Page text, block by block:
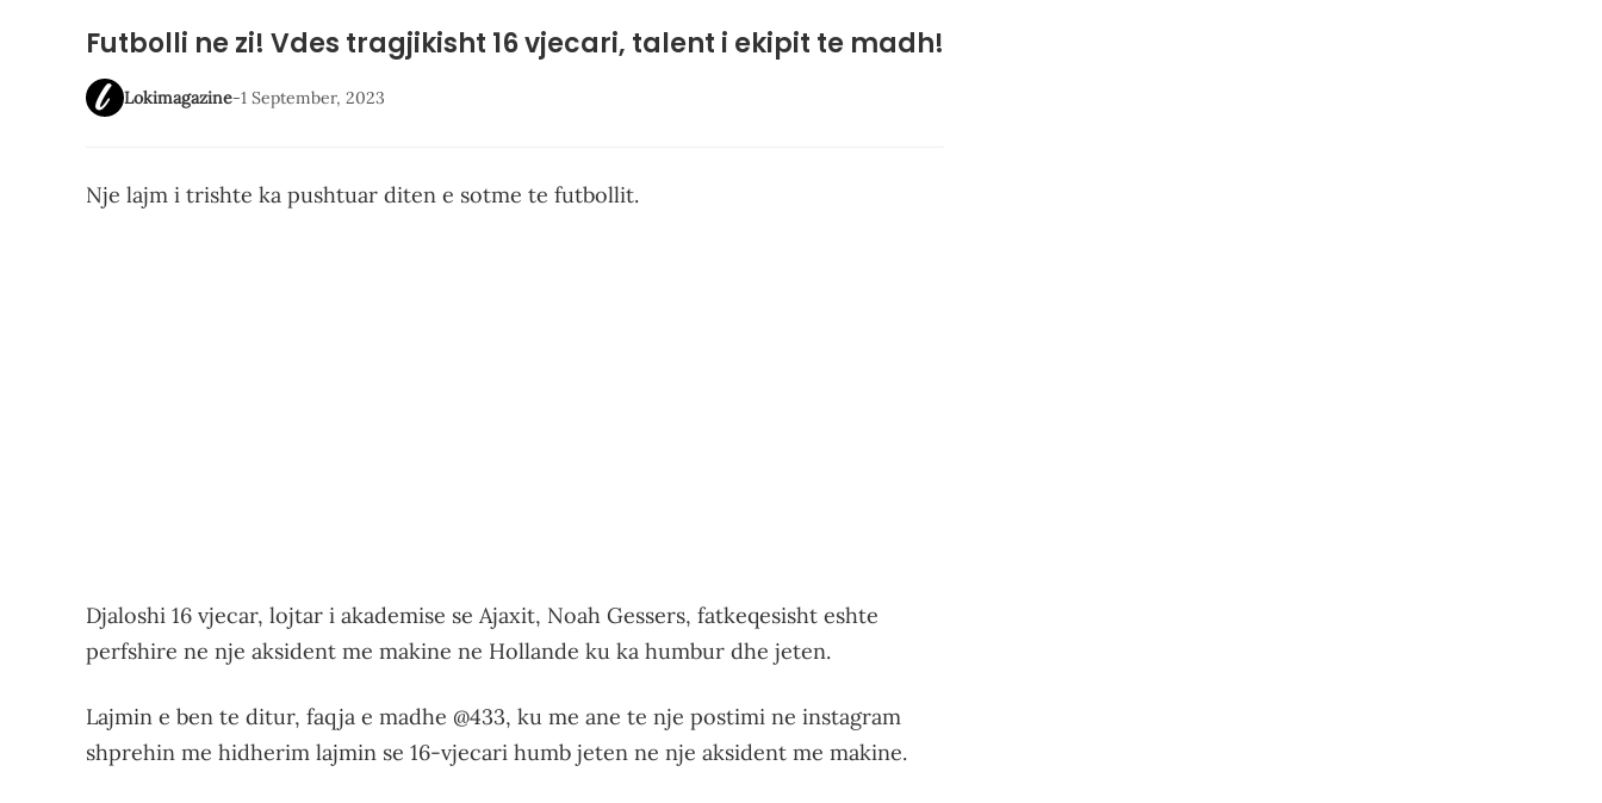
Futbolli ne zi! Vdes tragjikisht 16 vjecari, talent i ekipit te madh!
Lokimagazine-1 September, 2023
Nje lajm i trishte ka pushtuar diten e sotme te futbollit.
Djaloshi 16 vjecar, lojtar i akademise se Ajaxit, Noah Gessers, fatkeqesisht eshte
perfshire ne nje aksident me makine ne Hollande ku ka humbur dhe jeten.
Lajmin e ben te ditur, faqja e madhe @433, ku me ane te nje postimi ne instagram
shprehin me hidherim lajmin se 16-vjecari humb jeten ne nje aksident me makine.